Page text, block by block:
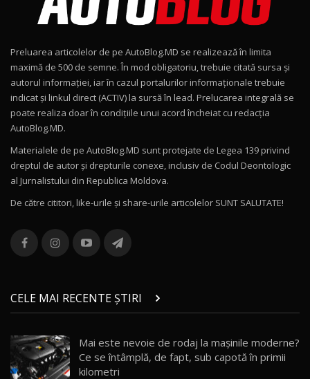
Noul Geely EX2 / Test Drive AutoBlog.MD
15:22
Mercedes-AMG E 53 HYBRID 4MATIC+ / Test
Drive AutoBlog.MD
16:27
11
Noul Volvo ES90 / Test Drive AutoBlog.MD
12
Noul MG HS / Test Drive AutoBlog.MD
16:48
13
combină aventura cu luxul / AutoBlog.MD
36:08
chinez care face lumea să se întoarcă după el
/ AutoBlog.MD
17:27
15 14:37
Preluarea articolelor de pe AutoBlog.MD se realizează în limita
maximă de 500 de semne. În mod obligatoriu, trebuie citată sursa și
autorul informației, iar în cazul portalurilor informaționale trebuie
indicat și linkul direct (ACTIV) la sursă în lead. Prelucarea integrală se
poate realiza doar în condițiile unui acord încheiat cu redacţia
AutoBlog.MD.
Materialele de pe AutoBlog.MD sunt protejate de Legea 139 privind
dreptul de autor și drepturile conexe, inclusiv de Codul Deontologic
al Jurnalistului din Republica Moldova.
De către cititori, like-urile şi share-urile articolelor SUNT SALUTATE!
CELE MAI RECENTE ȘTIRI
Mai este nevoie de rodaj la mașinile moderne?
Ce se întâmplă, de fapt, sub capotă în primii
kilometri